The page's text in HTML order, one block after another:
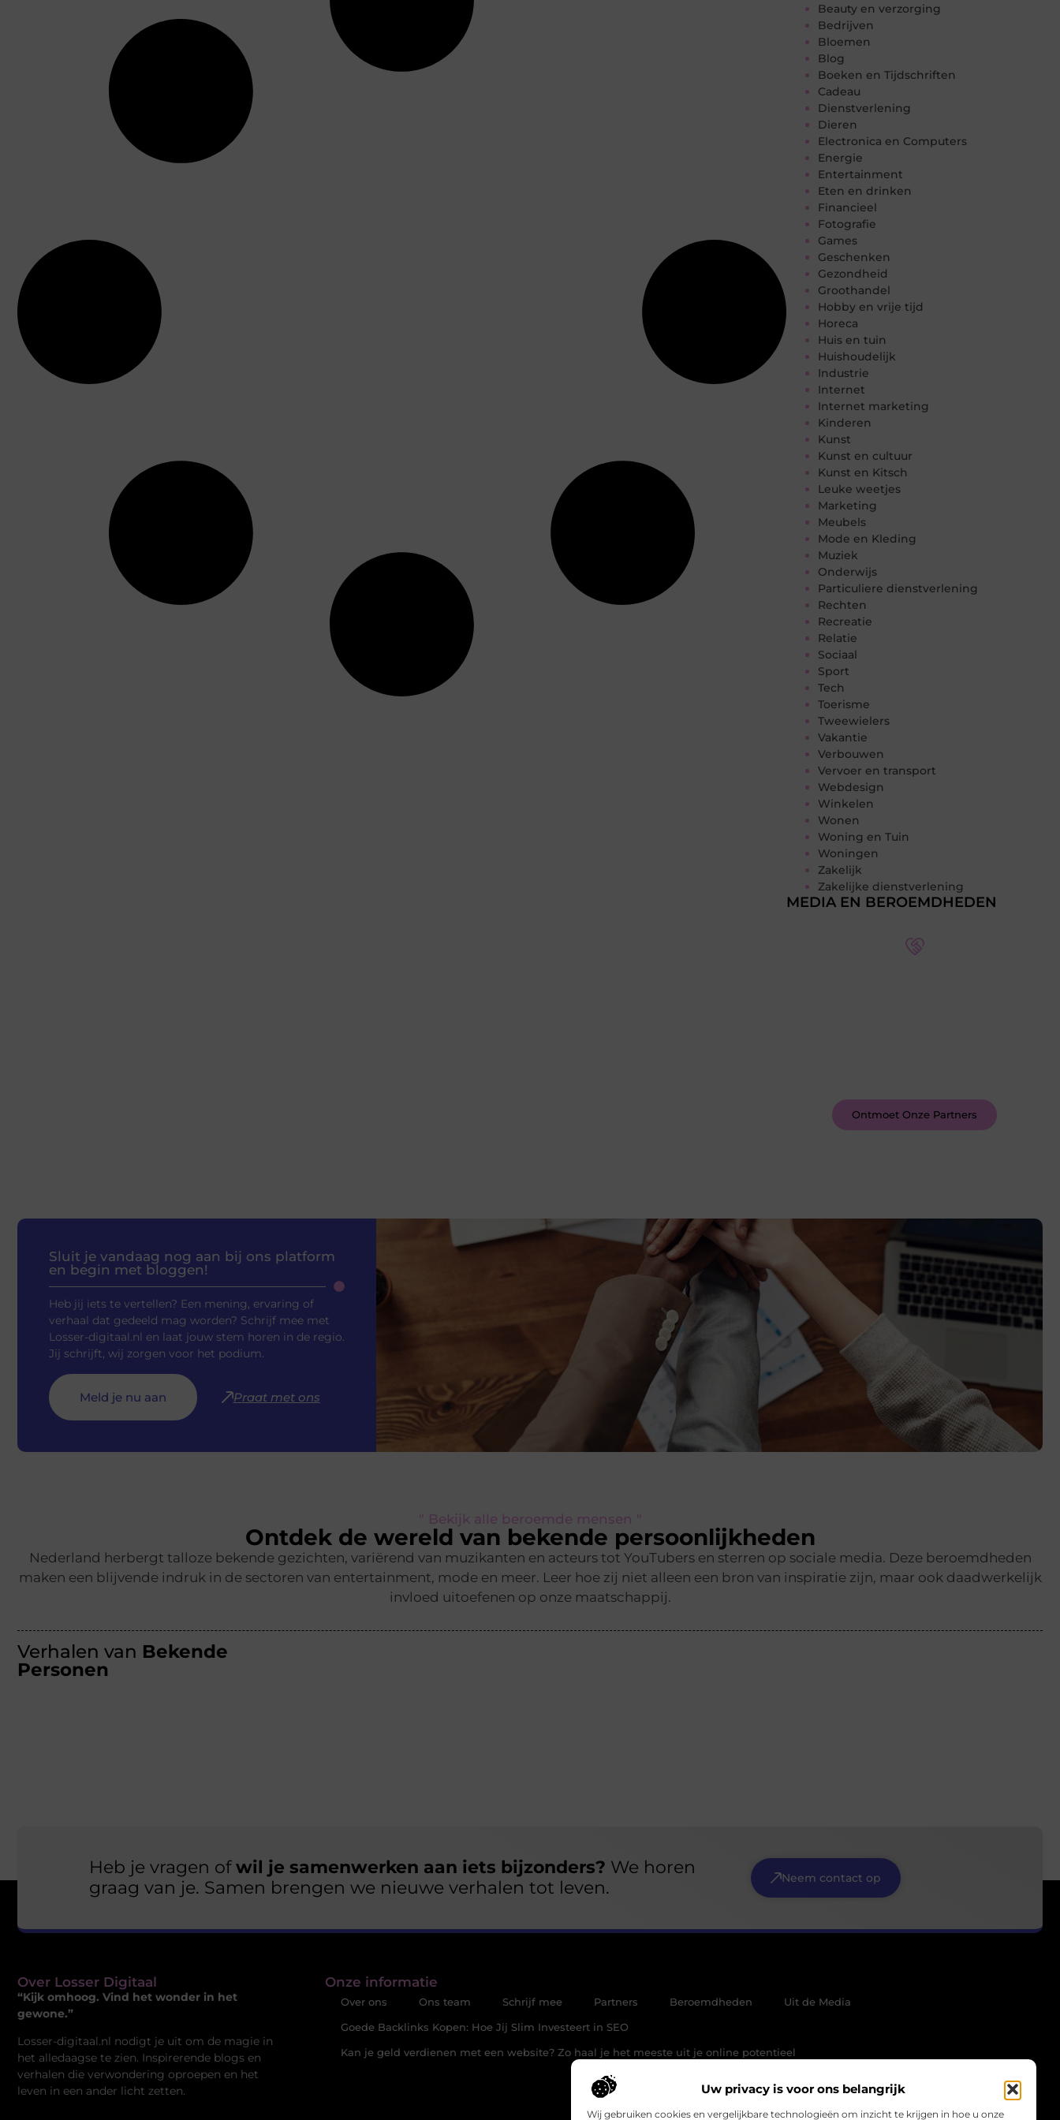
Uw privacy is voor ons belangrijk
Wij gebruiken cookies en vergelijkbare technologieën om inzicht te krijgen in hoe u onze
Beauty en verzorging
Bedrijven
Bloemen
Blog
Boeken en Tijdschriften
Cadeau
Dienstverlening
Dieren
Electronica en Computers
Energie
Entertainment
Eten en drinken
Financieel
Fotografie
Games
Geschenken
Gezondheid
Groothandel
Hobby en vrije tijd
Horeca
Huis en tuin
Huishoudelijk
Industrie
Internet
Internet marketing
Kinderen
Kunst
Kunst en cultuur
Kunst en Kitsch
Leuke weetjes
Marketing
Meubels
Mode en Kleding
Muziek
Onderwijs
Particuliere dienstverlening
Rechten
Recreatie
Relatie
Sociaal
Sport
Tech
Toerisme
Tweewielers
Vakantie
Verbouwen
Vervoer en transport
Webdesign
Winkelen
Wonen
Woning en Tuin
Woningen
Zakelijk
Zakelijke dienstverlening
MEDIA EN BEROEMDHEDEN
Ontmoet Onze Partners
Sluit je vandaag nog aan bij ons platform
en begin met bloggen!
Heb jij iets te vertellen? Een mening, ervaring of
verhaal dat gedeeld mag worden? Schrijf mee met
Losser-digitaal.nl en laat jouw stem horen in de regio.
Jij schrijft, wij zorgen voor het podium.
Meld je nu aan Praat met ons
" Bekijk alle beroemde mensen "
Ontdek de wereld van bekende persoonlijkheden
Nederland herbergt talloze bekende gezichten, variërend van muzikanten en acteurs tot YouTubers en sterren op sociale media. Deze beroemdheden
maken een blijvende indruk in de sectoren van entertainment, mode en meer. Leer hoe zij niet alleen een bron van inspiratie zijn, maar ook daadwerkelijk
invloed uitoefenen op onze maatschappij.
Verhalen van Bekende
Personen
Heb je vragen ofwil je samenwerken aan iets bijzonders? We horen
graag van je. Samen brengen we nieuwe verhalen tot leven.
Neem contact op
Over Losser Digitaal
“Kijk omhoog. Vind het wonder in het
gewone.”
Losser-digitaal.nl nodigt je uit om de magie in
het alledaagse te zien. Inspirerende blogs en
verhalen die verwondering oproepen en het
leven in een ander licht zetten.
Onze informatie
Over ons Ons team Schrijf mee Partners Beroemdheden
Uit de Media
Goede Backlinks Kopen: Hoe Jij Slim Investeert in SEO
Kan je geld verdienen met een website? Zo haal je het meeste uit je online potentieel